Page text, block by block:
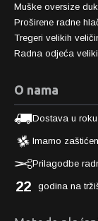
Muške oversize
Proširene radne
Tregeri velikih
Radna odjeća
O nama
Dostava u
Imamo
Prilagodbe
22 godina na